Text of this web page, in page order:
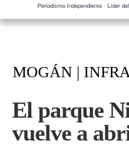
Periodismo Independiente · Líder
MOGÁN |
El parque
vuelve a